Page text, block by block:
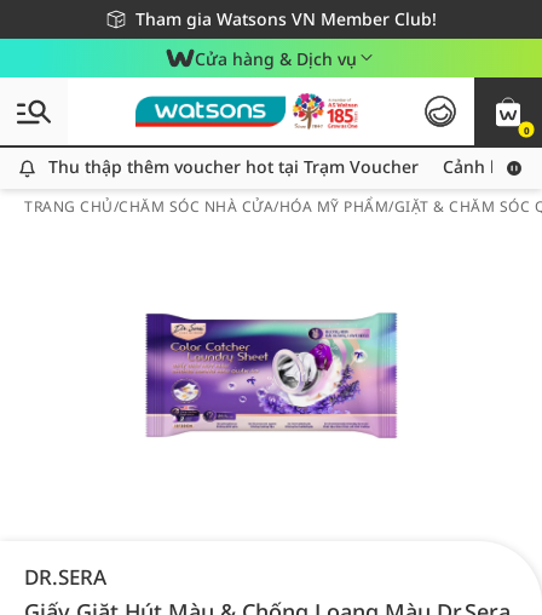
Tham gia Watsons VN Member Club!
Miễn phí giao hàng cho đơn hàng từ 249,000Đ
Giao hàng nhanh 24h - Áp dụng khu vực TP. Hồ Chí Minh
Cửa hàng & Dịch vụ
0
Thu thập thêm voucher hot tại Trạm Voucher
Thu thập thêm voucher hot tại Trạm Voucher Cảnh báo
TRANG CHỦ/CHĂM SÓC NHÀ CỬA/HÓA MỸ PHẨM/GIẶT & CHĂM SÓC
DR.SERA